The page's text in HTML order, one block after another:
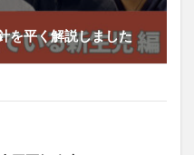
を平く解説しました